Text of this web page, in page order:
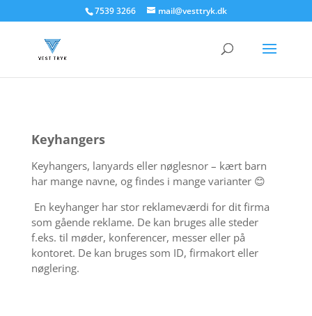
7539 3266 mail@vesttryk.dk
Keyhangers
Keyhangers, lanyards eller nøglesnor – kært barn
har mange navne, og findes i mange varianter 😊
En keyhanger har stor reklameværdi for dit firma
som gående reklame. De kan bruges alle steder
f.eks. til møder, konferencer, messer eller på
kontoret. De kan bruges som ID, firmakort eller
nøglering.